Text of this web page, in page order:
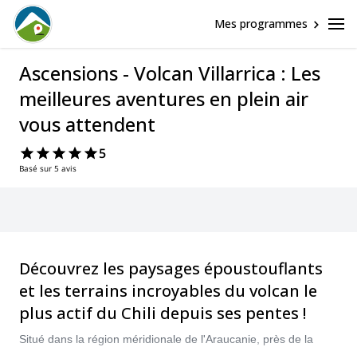
Mes programmes
Ascensions - Volcan Villarrica : Les
meilleures aventures en plein air
vous attendent
5
Basé sur 5 avis
Découvrez les paysages époustouflants
et les terrains incroyables du volcan le
plus actif du Chili depuis ses pentes !
Situé dans la région méridionale de l'Araucanie, près de la